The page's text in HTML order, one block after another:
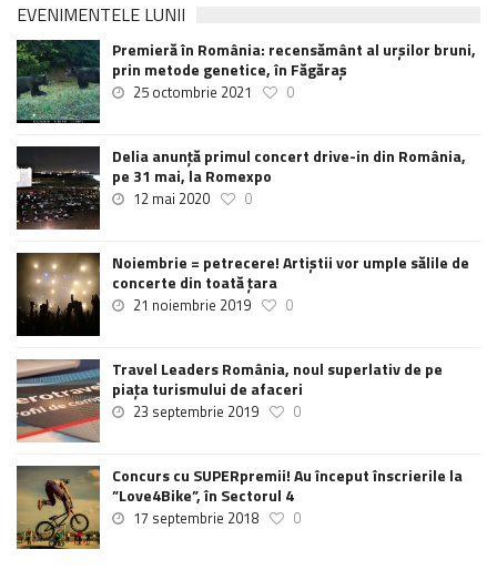
EVENIMENTELE LUNII
Premieră în România: recensământ al urșilor bruni,
prin metode genetice, în Făgăraș
25 octombrie 2021 0
Delia anunţă primul concert drive-in din România,
pe 31 mai, la Romexpo
12 mai 2020 0
Noiembrie = petrecere! Artiștii vor umple sălile de
concerte din toată țara
21 noiembrie 2019 0
Travel Leaders România, noul superlativ de pe
piața turismului de afaceri
23 septembrie 2019 0
Concurs cu SUPERpremii! Au început înscrierile la
”Love4Bike”, în Sectorul 4
17 septembrie 2018 0